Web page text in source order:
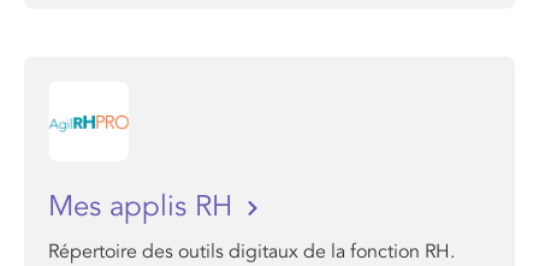
Mes applis RH
Répertoire des outils digitaux de la fonction RH.